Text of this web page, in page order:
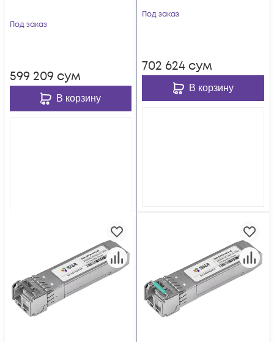
Под заказ
599 209 сум
В корзину
Под заказ
702 624 сум
В корзину